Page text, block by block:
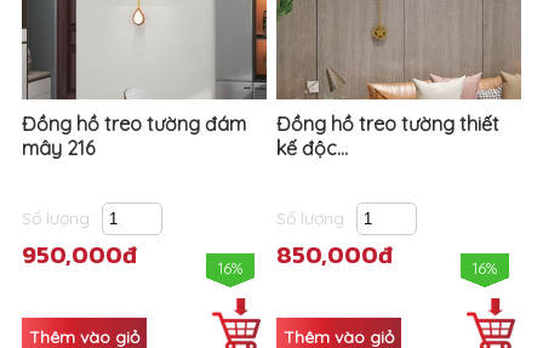
Đồng hồ treo tường đám
mây 216
Số lượng
950,000đ 16%
Đồng hồ treo tường thiết
kế độc...
Số lượng
850,000đ 16%